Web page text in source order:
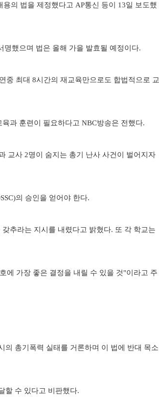
의 법을 제정했다고 AP통신 등이 13일 보도했
했으며 법은 올해 가을 발효될 예정이다.
중 최대 8시간의 재교육만으로도 합법적으로 교
과 훈련이 필요하다고 NBC방송은 전했다.
교사 2명이 숨지는 총기 난사 사건이 벌어지자
의 승인을 얻어야 한다.
추라는 지시를 내렸다고 밝혔다. 또 각 학교는
에 가장 좋은 결정을 내릴 수 있을 것"이라고 주
의 총기폭력 실태를 거론하며 이 법에 반대 목소
할 수 있다고 비판했다.